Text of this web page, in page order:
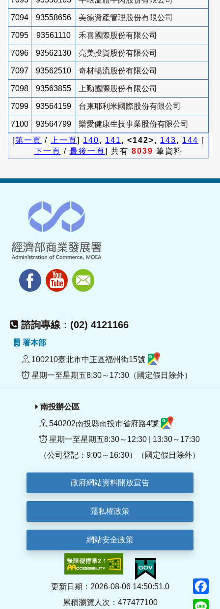
7094 93558656 美德資產管理股份有限公司
7095 93561110 禾喜國際股份有限公司
7096 93562130 亮美投資股份有限公司
7097 93562510 奇材暢流股份有限公司
7098 93563855 上勤國際股份有限公司
7099 93564159 台柬耶利米國際股份有限公司
7100 93564799
樂愛健康生技事業股份有限公司
[第一頁 / 上一頁] 140, 141 , <142>, 143, 144 [
下一頁 / 最後一頁] 共有 8039 筆資料
諮詢專線：(02) 4121166
署本部
100210臺北市中正區福州街15號
星期一至星期五8:30～17:30（國定假日除外）
南投辦公區
540202南投縣南投市省府路4號
星期一至星期五8:30～12:30 | 13:30～17:30
（公司登記：9:00～16:30）（國定假日除外）
政府網站資料開放宣告
隱私權政策
網站安全政策
更新日期：2026-08-06 14:50:51.0
累積瀏覽人次：477477100